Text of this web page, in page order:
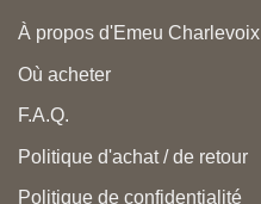
À propos d'Emeu Charlevoix
Où acheter
F.A.Q.
Politique d'achat / de retour
Politique de confidentialité